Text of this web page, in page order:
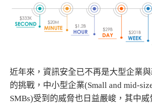
近年來，資訊安全已不再是大型企業
的挑戰，中小型企業(Small and mid-
SMBs)受到的威脅也日益嚴峻，其中